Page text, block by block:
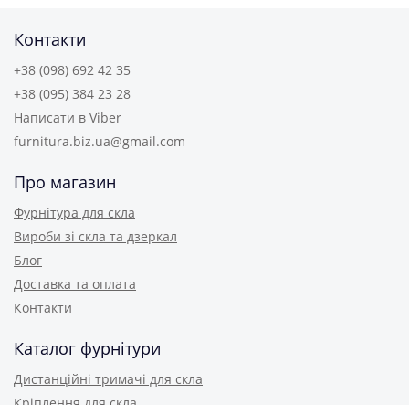
Контакти
+38 (098) 692 42 35
+38 (095) 384 23 28
Написати в Viber
furnitura.biz.ua@gmail.com
Про магазин
Фурнітура для скла
Вироби зі скла та дзеркал
Блог
Доставка та оплата
Контакти
Каталог фурнітури
Дистанційні тримачі для скла